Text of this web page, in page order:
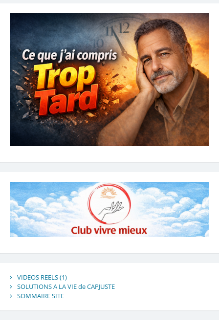
VIDEOS REELS (1)
SOLUTIONS A LA VIE de CAPJUSTE
SOMMAIRE SITE